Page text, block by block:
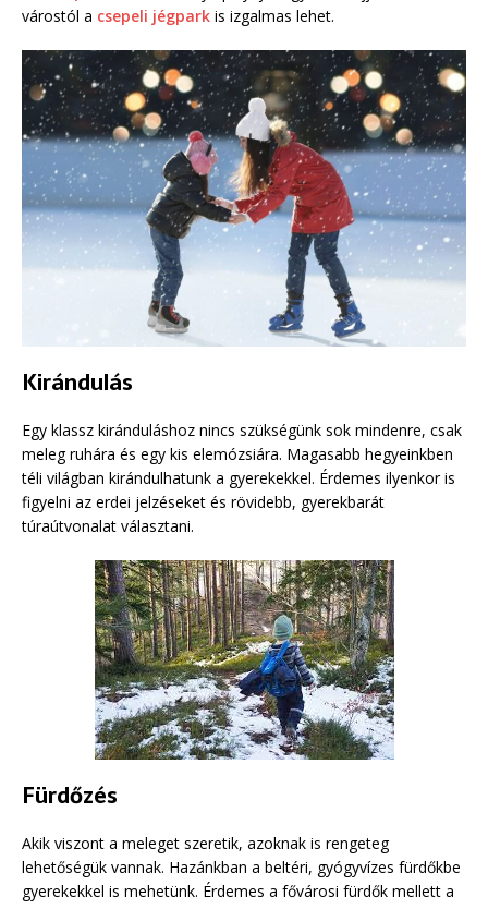
várostól a csepeli jégpark is izgalmas lehet.
Kirándulás
Egy klassz kiránduláshoz nincs szükségünk sok mindenre, csak
meleg ruhára és egy kis elemózsiára. Magasabb hegyeinkben
téli világban kirándulhatunk a gyerekekkel. Érdemes ilyenkor is
figyelni az erdei jelzéseket és rövidebb, gyerekbarát
túraútvonalat választani.
Fürdőzés
Akik viszont a meleget szeretik, azoknak is rengeteg
lehetőségük vannak. Hazánkban a beltéri, gyógyvízes fürdőkbe
gyerekekkel is mehetünk. Érdemes a fővárosi fürdők mellett a